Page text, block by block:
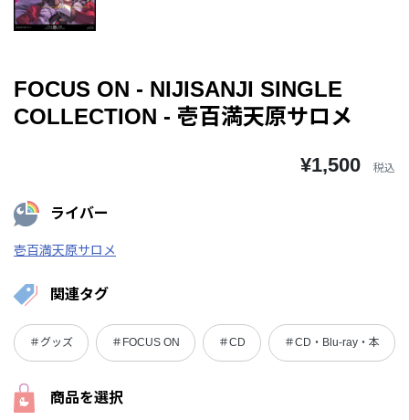
FOCUS ON - NIJISANJI SINGLE
COLLECTION - 壱百満天原サロメ
¥1,500 税込
ライバー
壱百満天原サロメ
関連タグ
＃グッズ ＃FOCUS ON ＃CD ＃CD・Blu-ray・本
商品を選択